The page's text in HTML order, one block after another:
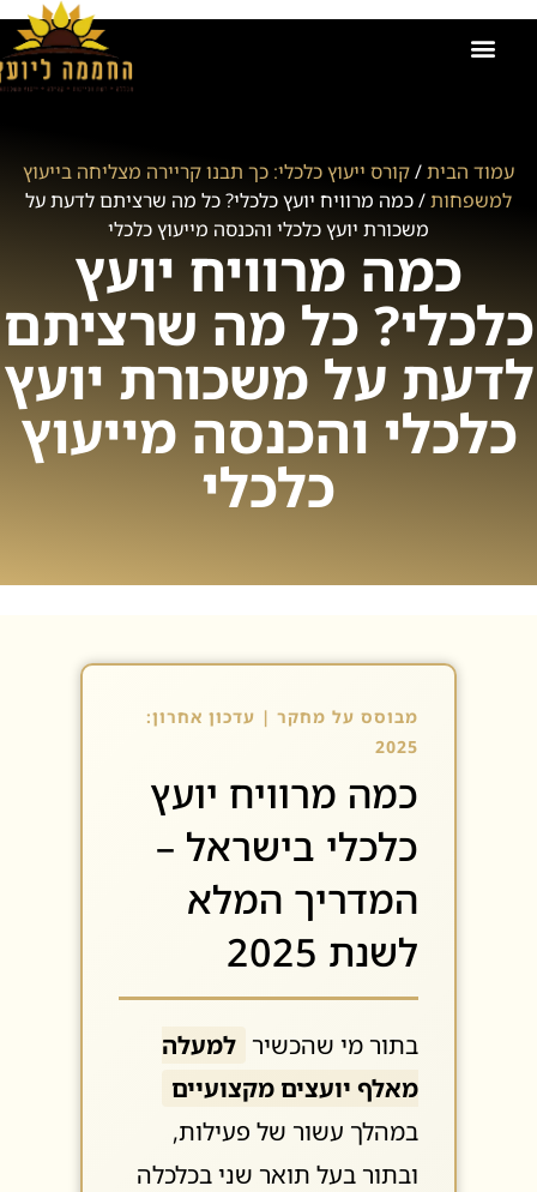
עמוד הבית/קורס ייעוץ כלכלי: כך תבנו קריירה מצליחה בייעוץ
למשפחות/ כמה מרוויח יועץ כלכלי? כל מה שרציתם לדעת על
משכורת יועץ כלכלי והכנסה מייעוץ כלכלי
כמה מרוויח יועץ
כלכלי? כל מה שרציתם
לדעת על משכורת יועץ
כלכלי והכנסה מייעוץ
כלכלי
מבוסס על מחקר | עדכון אחרון:
2025
כמה מרוויח יועץ
כלכלי בישראל –
המדריך המלא
לשנת 2025
בתור מי שהכשיר למעלה
מאלף יועצים מקצועיים
במהלך עשור של פעילות,
ובתור בעל תואר שני בכלכלה